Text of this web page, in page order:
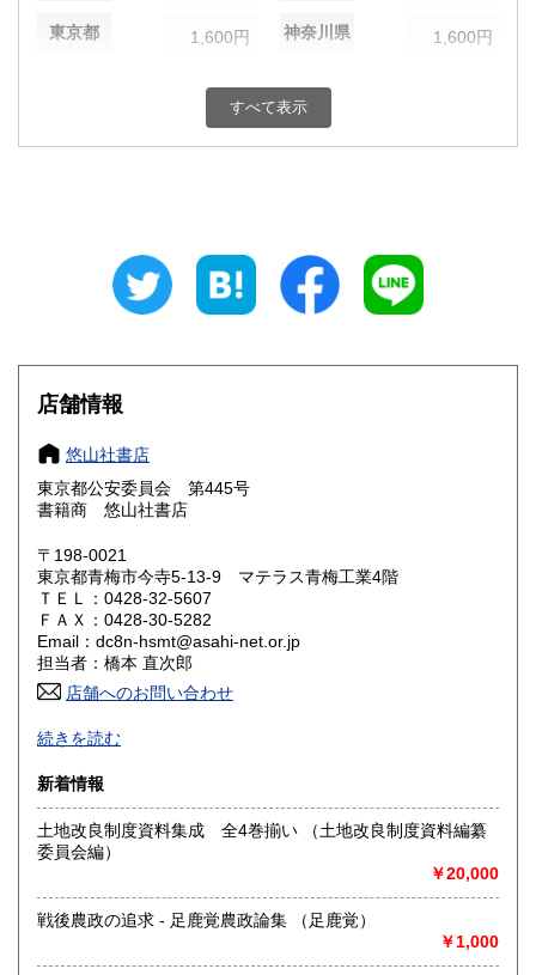
東京都 1,600円 神奈川県 1,600円
1,600円 富山県
1,600円 三重県
大阪府
奈良県
鳥取県 1,600円
岡山県
山口県 1,600円
香川県 1,600円 愛媛県
高知県 1,600円
佐賀県
熊本県 1,600円 大分県 1,600円
宮崎県
1,600円
すべて表示
店舗情報
悠山社書店
東京都公安委員会 第445号
書籍商 悠山社書店
〒198-0021
東京都青梅市今寺5-13-9 マテラス青梅工業4階
ＴＥＬ：0428-32-5607
ＦＡＸ：0428-30-5282
Email：dc8n-hsmt@asahi-net.or.jp
担当者：橋本 直次郎
店舗へのお問い合わせ
誠実・迅速
沿線名：青梅線
最寄駅：小作駅
営業時間：am.9〜pm.5
定休日：特になし
専門書、雑誌、資料買い入れしております。
続きを読む
新着情報
土地改良制度資料集成 全4巻揃い （土地改良制度資料編纂
委員会編）
￥20,000
戦後農政の追求 - 足鹿覚農政論集 （足鹿覚）
￥1,000